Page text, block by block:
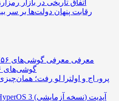
اتفاق تاریخی در بازار
معرفی
گوشی‌های ۲۵۶ گیگ با دوربین قوی